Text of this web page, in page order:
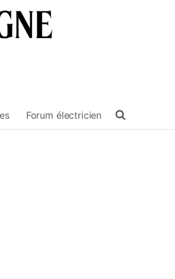
Forum électricien